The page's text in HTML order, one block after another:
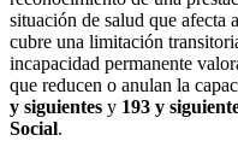
situación de salud que afecta
cubre una limitación
incapacidad permanente
que reducen o anulan la
y siguientes y 193 y
Social.